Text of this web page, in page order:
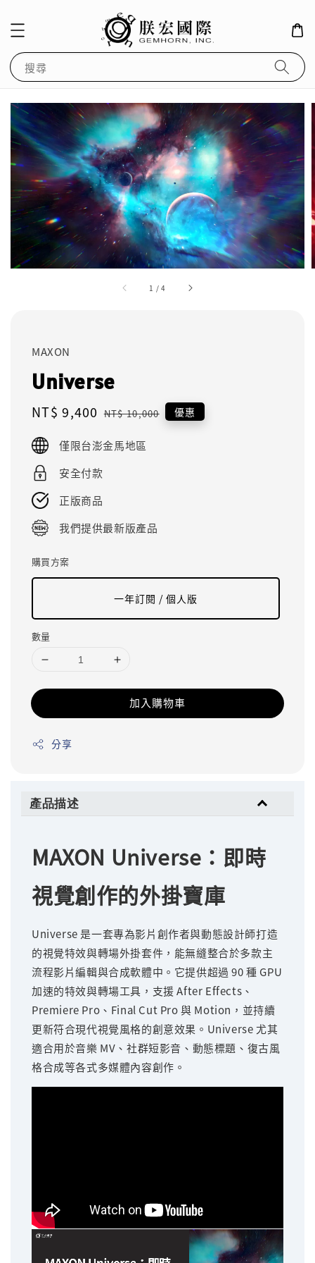
搜尋
1 /4
MAXON
Universe
Sale
NT$ 9,400 Regular
NT$ 10,000 優惠
僅限台澎金馬地區
安全付款
正版商品
我們提供最新版產品
購買方案
一年訂閱 / 個人版
數量
加入購物車
分享
產品描述
MAXON Universe：即時
視覺創作的外掛寶庫
Universe 是一套專為影片創作者與動態設計師打造
的視覺特效與轉場外掛套件，能無縫整合於多款主
流程影片編輯與合成軟體中。它提供超過 90 種 GPU
加速的特效與轉場工具，支援 After Effects、
Premiere Pro、Final Cut Pro 與 Motion，並持續
更新符合現代視覺風格的創意效果。Universe 尤其
適合用於音樂 MV、社群短影音、動態標題、復古風
格合成等各式多媒體內容創作。